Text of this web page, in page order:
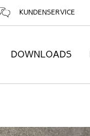
KUNDENSERVICE
DOWNLOADS